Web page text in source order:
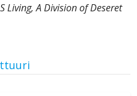
Living, A Division of Deseret